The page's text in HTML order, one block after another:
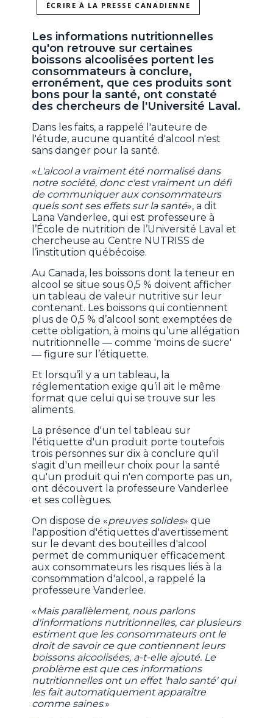
ÉCRIRE À LA PRESSE CANADIENNE
Les informations nutritionnelles
qu'on retrouve sur certaines
boissons alcoolisées portent les
consommateurs à conclure,
erronément, que ces produits sont
bons pour la santé, ont constaté
des chercheurs de l'Université Laval.
Dans les faits, a rappelé l'auteure de
l'étude, aucune quantité d'alcool n'est
sans danger pour la santé.
«L'alcool a vraiment été normalisé dans
notre société, donc c'est vraiment un défi
de communiquer aux consommateurs
quels sont ses effets sur la santé», a dit
Lana Vanderlee, qui est professeure à
l’École de nutrition de l’Université Laval et
chercheuse au Centre NUTRISS de
l’institution québécoise.
Au Canada, les boissons dont la teneur en
alcool se situe sous 0,5 % doivent afficher
un tableau de valeur nutritive sur leur
contenant. Les boissons qui contiennent
plus de 0,5 % d’alcool sont exemptées de
cette obligation, à moins qu’une allégation
nutritionnelle ― comme 'moins de sucre'
― figure sur l’étiquette.
Et lorsqu’il y a un tableau, la
réglementation exige qu’il ait le même
format que celui qui se trouve sur les
aliments.
La présence d'un tel tableau sur
l'étiquette d'un produit porte toutefois
trois personnes sur dix à conclure qu'il
s'agit d'un meilleur choix pour la santé
qu'un produit qui n'en comporte pas un,
ont découvert la professeure Vanderlee
et ses collègues.
On dispose de «preuves solides» que
l'apposition d'étiquettes d'avertissement
sur le devant des bouteilles d'alcool
permet de communiquer efficacement
aux consommateurs les risques liés à la
consommation d'alcool, a rappelé la
professeure Vanderlee.
«Mais parallèlement, nous parlons
d'informations nutritionnelles, car plusieurs
estiment que les consommateurs ont le
droit de savoir ce que contiennent leurs
boissons alcoolisées, a-t-elle ajouté. Le
problème est que ces informations
nutritionnelles ont un effet 'halo santé' qui
les fait automatiquement apparaître
comme saines.»